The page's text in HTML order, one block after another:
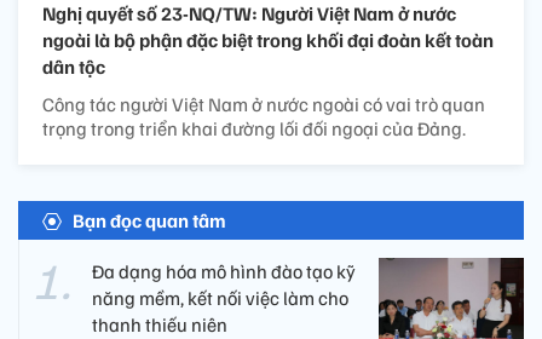
Nghị quyết số 23-NQ/TW: Người Việt Nam ở nước
ngoài là bộ phận đặc biệt trong khối đại đoàn kết toàn
dân tộc
Công tác người Việt Nam ở nước ngoài có vai trò quan
trọng trong triển khai đường lối đối ngoại của Đảng.
Bạn đọc quan tâm
Đa dạng hóa mô hình đào tạo kỹ
năng mềm, kết nối việc làm cho
thanh thiếu niên